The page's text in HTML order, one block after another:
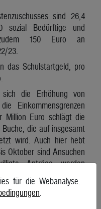
sind 26,4
sozial Bedürftige und
zudem 150 Euro an
23.
das Schulstartgeld, pro
die Erhöhung von
Einkommensgrenzen
Million Euro schlägt die
die auf insgesamt
wird. Auch hier hebt
Oktober sind Ansuchen
Anträge werden
in der die
Niederösterreich geparkt
für die Webanalyse.